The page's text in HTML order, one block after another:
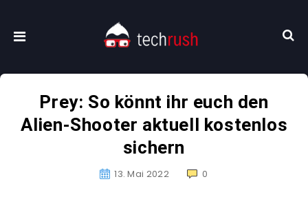
Prey: So könnt ihr euch den
Alien-Shooter aktuell kostenlos
sichern
13. Mai 2022 0